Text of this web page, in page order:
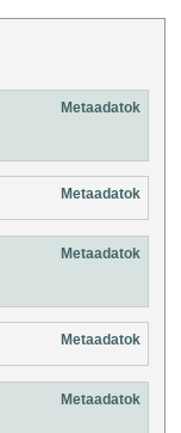
Metaadatok
Metaadatok
Metaadatok
Metaadatok
Metaadatok